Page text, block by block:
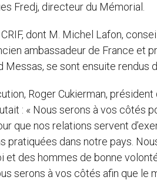
Fredj, directeur du Mémorial.
dont M. Michel Lafon,
ambassadeur de France et
Messas, se sont ensuite rendus
Roger Cukierman,
: « Nous serons à vos côtés
que nos relations servent
pratiquées dans notre pays.
et des hommes de bonne
serons à vos côtés afin que